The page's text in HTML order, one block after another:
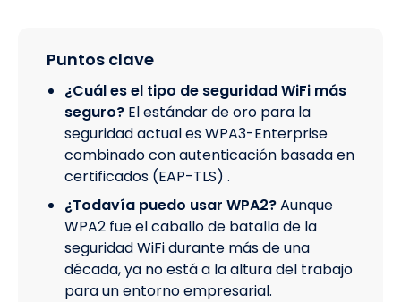
Puntos clave
¿Cuál es el tipo de seguridad WiFi más
seguro? El estándar de oro para la
seguridad actual es WPA3-Enterprise
combinado con autenticación basada en
certificados (EAP-TLS) .
¿Todavía puedo usar WPA2?Aunque
WPA2 fue el caballo de batalla de la
seguridad WiFi durante más de una
década, ya no está a la altura del trabajo
para un entorno empresarial.